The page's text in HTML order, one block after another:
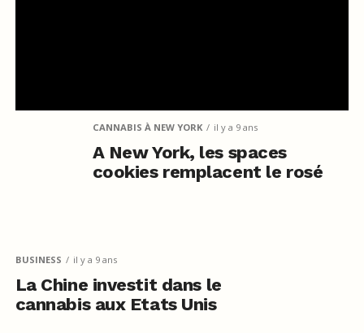
CANNABIS À NEW YORK il y a 9 ans
A New York, les spaces
cookies remplacent le rosé
BUSINESS il y a 9 ans
La Chine investit dans le
cannabis aux Etats Unis